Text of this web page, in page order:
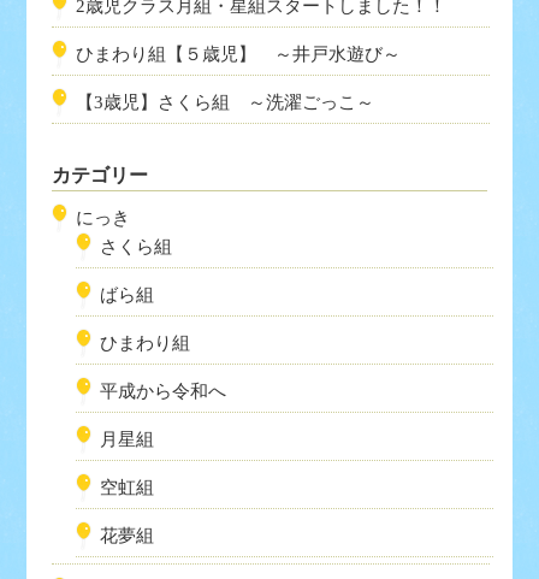
2歳児クラス月組・星組スタートしました！！
ひまわり組【５歳児】 ～井戸水遊び～
【3歳児】さくら組 ～洗濯ごっこ～
カテゴリー
にっき
さくら組
ばら組
ひまわり組
平成から令和へ
月星組
空虹組
花夢組